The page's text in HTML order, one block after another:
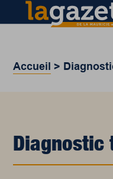
Accueil >
Diagnostic